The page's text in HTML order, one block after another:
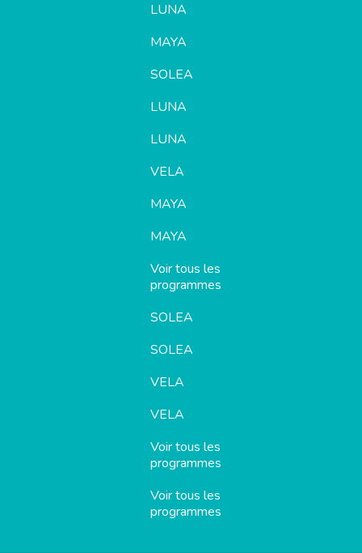
LUNA
MAYA
SOLEA
LUNA
LUNA
VELA
MAYA
MAYA
Voir tous les
programmes
SOLEA
SOLEA
VELA
VELA
Voir tous les
programmes
Voir tous les
programmes